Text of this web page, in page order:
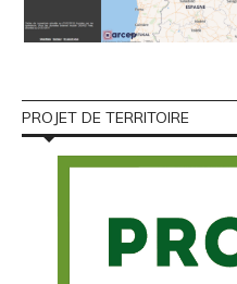
PROJET DE TERRITOIRE